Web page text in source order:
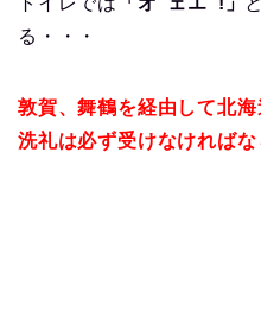
る・・・
敦賀、舞鶴を経由して北
洗礼は必ず受けなければな